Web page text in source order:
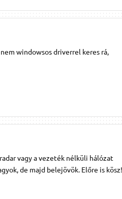
windowsos driverrel keres rá,
vagy a vezeték nélküli hálózat
de majd belejövök. Előre is kösz!